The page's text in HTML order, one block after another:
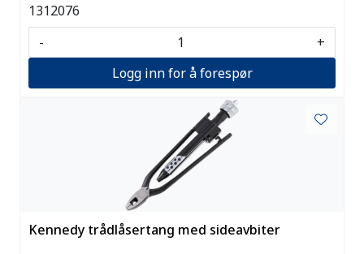
1312076
-
+
Logg inn for å forespør
Kennedy trådlåsertang med sideavbiter